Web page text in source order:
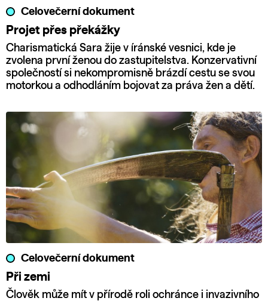
Celovečerní dokument
Projet přes překážky
Charismatická Sara žije v íránské vesnici, kde je
zvolena první ženou do zastupitelstva. Konzervativní
společností si nekompromisně brázdí cestu se svou
motorkou a odhodláním bojovat za práva žen a dětí.
Celovečerní dokument
Při zemi
Člověk může mít v přírodě roli ochránce i invazivního